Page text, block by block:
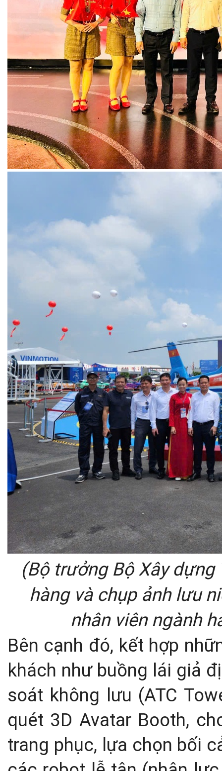
(Bộ trưởng Bộ Xây
hàng và chụp ảnh lưu
nhân viên ngành
Bên cạnh đó, kết hợp
khách như buồng lái giả
soát không lưu (ATC
quét 3D Avatar Booth,
trang phục, lựa chọn bối